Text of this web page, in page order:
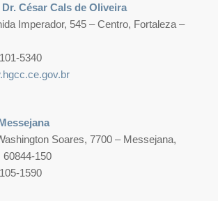
César Cals de Oliveira
Imperador, 545 – Centro, Fortaleza –
5340
Soares, 7700 – Messejana,
60844-150
1590